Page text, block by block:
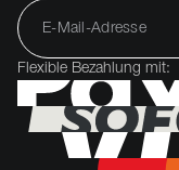
Flexible Bezahlung mit: